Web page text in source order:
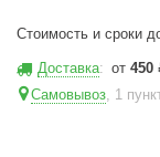
Стоимость и сроки
Доставка: от450
Самовывоз, 1